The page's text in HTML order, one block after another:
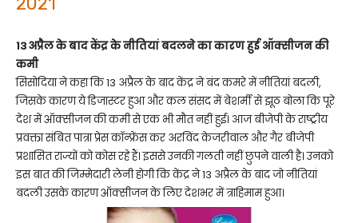
13 अप्रैल के बाद केंद्र के नीतियां बदलने का कारण हुई ऑक्सीजन की
कमी
सिसोदिया ने कहा कि 13 अप्रैल के बाद केंद्र ने बंद कमरे में नीतियां बदली,
जिसके कारण ये डिजास्टर हुआ और कल संसद में बेशर्मी से झूठ बोला कि पूरे
देश में ऑक्सीजन की कमी से एक भी मौत नहीं हुई। आज बीजेपी के राष्ट्रीय
प्रवक्ता संबित पात्रा प्रेस कॉन्फ्रेंस कर अरविंद केजरीवाल और गैर बीजेपी
प्रशासित राज्यों को कोस रहे हैं। इससे उनकी गलती नहीं छुपने वाली है। उनको
इस बात की जिम्मेदारी लेनी होगी कि केंद्र ने 13 अप्रैल के बाद जो नीतियां
बदली उसके कारण ऑक्सीजन के लिए देशभर में त्राहिमाम हुआ।